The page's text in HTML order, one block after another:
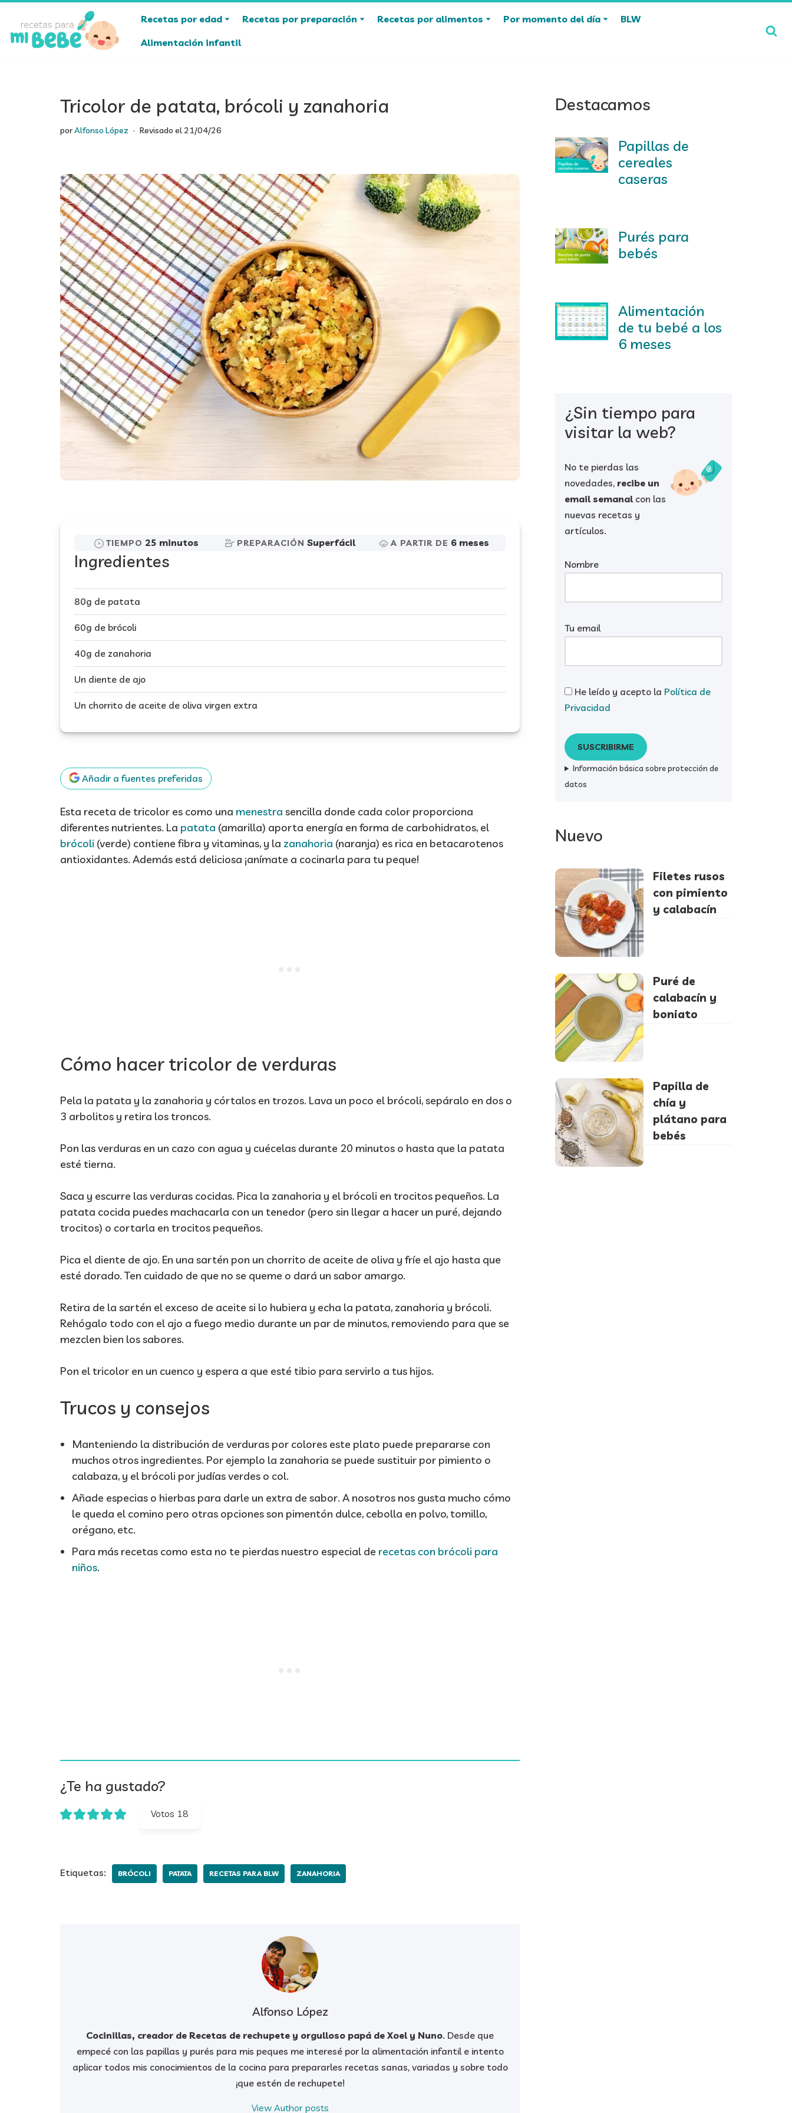
Saltar
Recetas por edad Recetas por preparación Recetas por alimentos Por momento del día
BLW
Alimentación infantil
Tricolor de patata, brócoli y zanahoria
porAlfonso López Revisado el21/04/26
TIEMPO 25 minutos PREPARACIÓN Superfácil A PARTIR DE 6 meses
Ingredientes
80g de patata
60g de brócoli
40g de zanahoria
Un diente de ajo
Un chorrito de aceite de oliva virgen extra
Añadir a fuentes preferidas
Esta receta de tricolor es como una menestra sencilla donde cada color proporciona
diferentes nutrientes. La patata (amarilla) aporta energía en forma de carbohidratos, el
brócoli (verde) contiene fibra y vitaminas, y la zanahoria (naranja) es rica en betacarotenos
antioxidantes. Además está deliciosa ¡anímate a cocinarla para tu peque!
Cómo hacer tricolor de verduras
Pela la patata y la zanahoria y córtalos en trozos. Lava un poco el brócoli, sepáralo en dos o
3 arbolitos y retira los troncos.
Pon las verduras en un cazo con agua y cuécelas durante 20 minutos o hasta que la patata
esté tierna.
Saca y escurre las verduras cocidas. Pica la zanahoria y el brócoli en trocitos pequeños. La
patata cocida puedes machacarla con un tenedor (pero sin llegar a hacer un puré, dejando
trocitos) o cortarla en trocitos pequeños.
Pica el diente de ajo. En una sartén pon un chorrito de aceite de oliva y fríe el ajo hasta que
esté dorado. Ten cuidado de que no se queme o dará un sabor amargo.
Retira de la sartén el exceso de aceite si lo hubiera y echa la patata, zanahoria y brócoli.
Rehógalo todo con el ajo a fuego medio durante un par de minutos, removiendo para que se
mezclen bien los sabores.
Pon el tricolor en un cuenco y espera a que esté tibio para servirlo a tus hijos.
Trucos y consejos
Manteniendo la distribución de verduras por colores este plato puede prepararse con
muchos otros ingredientes. Por ejemplo la zanahoria se puede sustituir por pimiento o
calabaza, y el brócoli por judías verdes o col.
Añade especias o hierbas para darle un extra de sabor. A nosotros nos gusta mucho cómo
le queda el comino pero otras opciones son pimentón dulce, cebolla en polvo, tomillo,
orégano, etc.
Para más recetas como esta no te pierdas nuestro especial de recetas con brócoli para
niños.
¿Te ha gustado?
Votos 18
Etiquetas: BRÓCOLI PATATA RECETAS PARA BLW ZANAHORIA
Alfonso López
Cocinillas, creador de Recetas de rechupete y orgulloso papá de Xoel y Nuno. Desde que
empecé con las papillas y purés para mis peques me interesé por la alimentación infantil e intento
aplicar todos mis conocimientos de la cocina para prepararles recetas sanas, variadas y sobre todo
¡que estén de rechupete!
View Author posts
Destacamos
Papillas de
cereales
caseras
Purés para
bebés
Alimentación
de tu bebé a los
6 meses
¿Sin tiempo para
visitar la web?
No te pierdas las
novedades, recibe un
email semanalcon las
nuevas recetas y
artículos.
Nombre
Tu email
He leído y acepto la Política de
Privacidad
Información básica sobre protección de
datos
Nuevo
Filetes rusos
con pimiento
y calabacín
Puré de
calabacín y
boniato
Papilla de
chía y
plátano para
bebés